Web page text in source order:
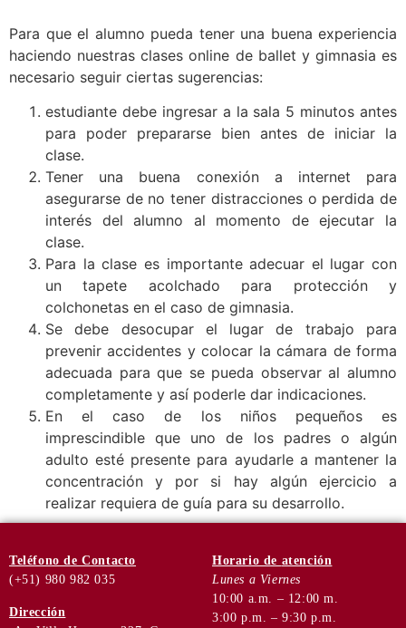
Para que el alumno pueda tener una buena experiencia
haciendo nuestras clases online de ballet y gimnasia es
necesario seguir ciertas sugerencias:
estudiante debe ingresar a la sala 5 minutos antes
para poder prepararse bien antes de iniciar la
clase.
Tener una buena conexión a internet para
asegurarse de no tener distracciones o perdida de
interés del alumno al momento de ejecutar la
clase.
Para la clase es importante adecuar el lugar con
un tapete acolchado para protección y
colchonetas en el caso de gimnasia.
Se debe desocupar el lugar de trabajo para
prevenir accidentes y colocar la cámara de forma
adecuada para que se pueda observar al alumno
completamente y así poderle dar indicaciones.
En el caso de los niños pequeños es
imprescindible que uno de los padres o algún
adulto esté presente para ayudarle a mantener la
concentración y por si hay algún ejercicio a
realizar requiera de guía para su desarrollo.
Teléfono de Contacto
(+51) 980 982 035
Dirección
Horario de atención
Lunes a Viernes
10:00 a.m. – 12:00 m.
3:00 p.m. – 9:30 p.m.